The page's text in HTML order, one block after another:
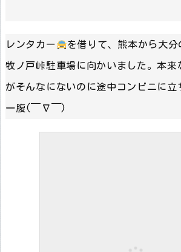
レンタカー を借りて、熊本から大
牧ノ戸峠駐車場に向かいました。本来
がそんなにないのに途中コンビニに立
一腹(￣∇￣)